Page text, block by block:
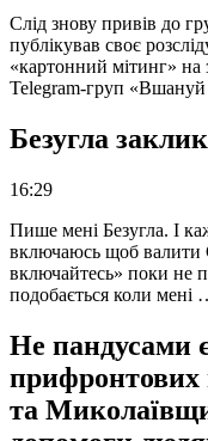
Слід знову привів до
публікував своє
«картонний мітинг»
Telegram-груп
Безугла
16:29
Пише мені Безугла. І
включаюсь щоб валити
включайтесь» поки не
подобається коли мені
Не пандусами
та